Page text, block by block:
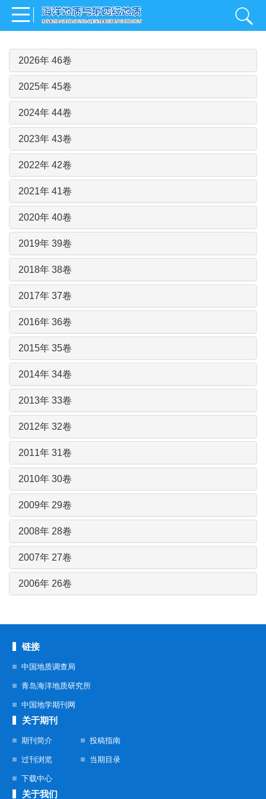
2026年 46卷
2025年 45卷
2024年 44卷
2023年 43卷
2022年 42卷
2021年 41卷
2020年 40卷
2019年 39卷
2018年 38卷
2017年 37卷
2016年 36卷
2015年 35卷
2014年 34卷
2013年 33卷
2012年 32卷
2011年 31卷
2010年 30卷
2009年 29卷
2008年 28卷
2007年 27卷
2006年 26卷
链接
中国地质调查局
青岛海洋地质研究所
中国地学期刊网
关于期刊
期刊简介 投稿指南
过刊浏览 当期目录
下载中心
关于我们